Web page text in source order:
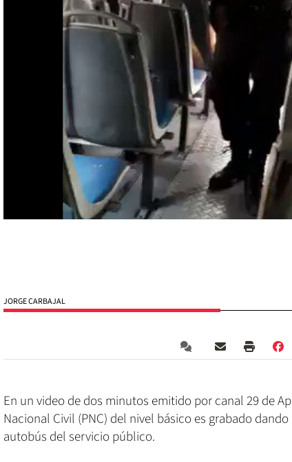
JORGE CARBAJAL
En un video de dos minutos emitido por canal 29 de
Nacional Civil (PNC) del nivel básico es grabado
autobús del servicio público.